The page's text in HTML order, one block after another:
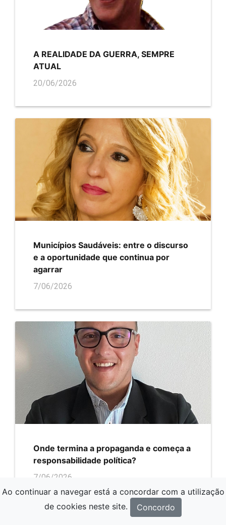
A REALIDADE DA GUERRA, SEMPRE
ATUAL
20/06/2026
Municípios Saudáveis: entre o discurso
e a oportunidade que continua por
agarrar
7/06/2026
Onde termina a propaganda e começa a
responsabilidade política?
7/06/2026
Ao continuar a navegar está a concordar com a utilização
de cookies neste site.
Concordo